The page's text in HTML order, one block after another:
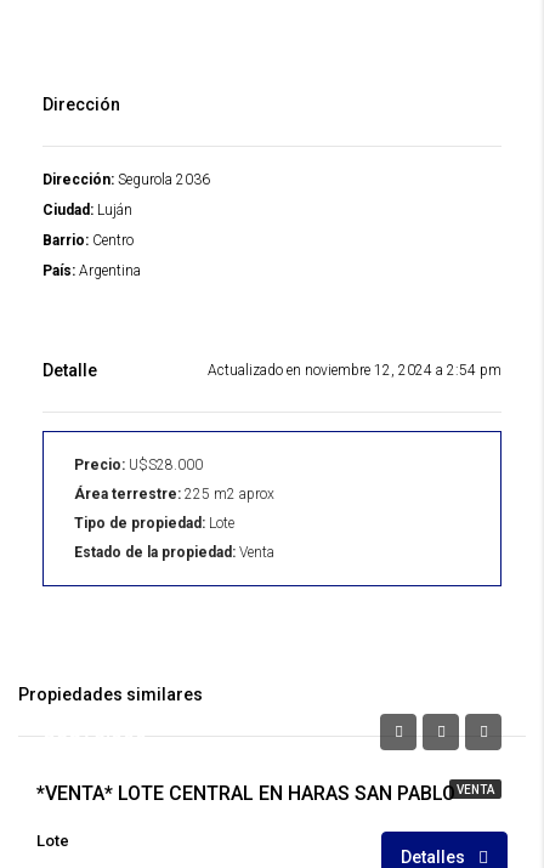
Dirección
Dirección: Segurola 2036
Ciudad: Luján
Barrio: Centro
País: Argentina
Detalle Actualizado en noviembre 12, 2024 a 2:54 pm
Precio: U$S28.000
Área terrestre: 225 m2 aprox
Tipo de propiedad: Lote
Estado de la propiedad: Venta
Propiedades similares
VENTA
U$S73.000
*VENTA* LOTE CENTRAL EN HARAS SAN PABLO
Lote
Detalles